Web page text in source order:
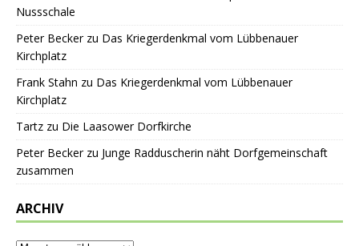
Nussschale
Peter Beckerzu Das Kriegerdenkmal vom Lübbenauer
Kirchplatz
Frank Stahn zu Das Kriegerdenkmal vom Lübbenauer
Kirchplatz
Tartz zu Die Laasower Dorfkirche
Peter Beckerzu Junge Radduscherin näht Dorfgemeinschaft
zusammen
ARCHIV